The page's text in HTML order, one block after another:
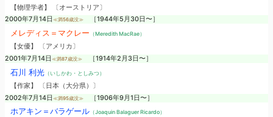
【物理学者】 〔オーストリア〕
2000年7月14日 ≪満56歳没≫ ［1944年5月30日〜］
メレディス＝マクレー （Meredith MacRae）
【女優】 〔アメリカ〕
2001年7月14日 ≪満87歳没≫ ［1914年2月3日〜］
石川 利光（いしかわ・としみつ）
【作家】 〔日本（大分県）〕
2002年7月14日 ≪満95歳没≫ ［1906年9月1日〜］
ホアキン＝バラゲール（Joaquin Balaguer Ricardo）